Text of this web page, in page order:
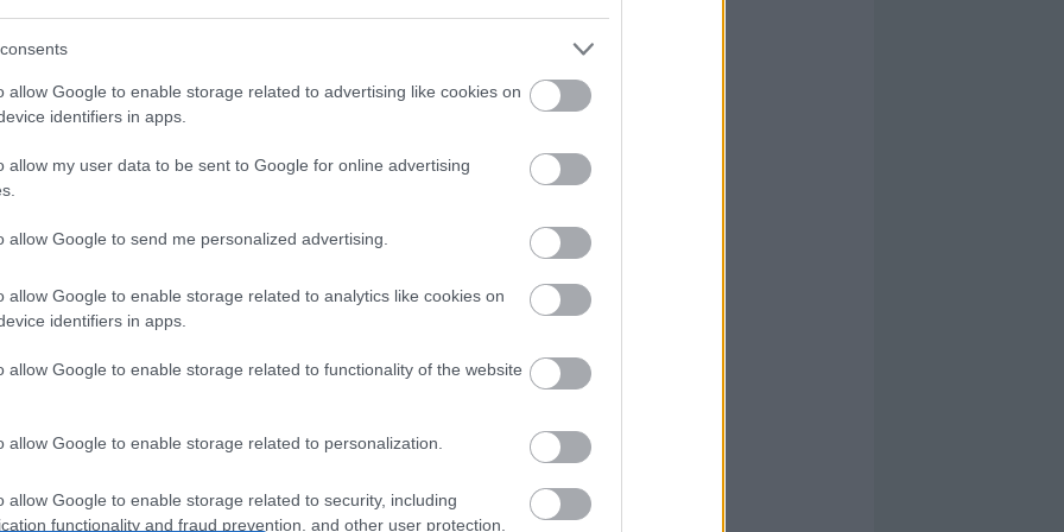
allow Google to enable storage related to advertising like cookies on
identifiers in apps.
allow my user data to be sent to Google for online advertising
allow Google to send me personalized advertising.
allow Google to enable storage related to analytics like cookies on
identifiers in apps.
allow Google to enable storage related to functionality of the website
allow Google to enable storage related to personalization.
allow Google to enable storage related to security, including
functionality and fraud prevention, and other user protection.
jornada 19 de LaLiga nos ha dejado muchos jugadores tocados
Repasamos las últimas noticias sobre su estado y
Leer más »
opciones baratas para tu defensa de la jornada 19
enero 2021 Por Jesus Gallo
19 Comunio, a continuación te dejamos cuatro opciones
un precio inferior al millón de euros. ¡A pujar por ellos si salen
Leer más »